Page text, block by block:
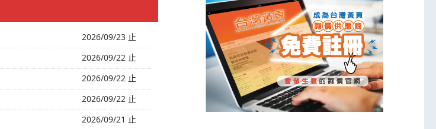
2026/09/23 止
2026/09/22 止
2026/09/22 止
2026/09/22 止
2026/09/21 止